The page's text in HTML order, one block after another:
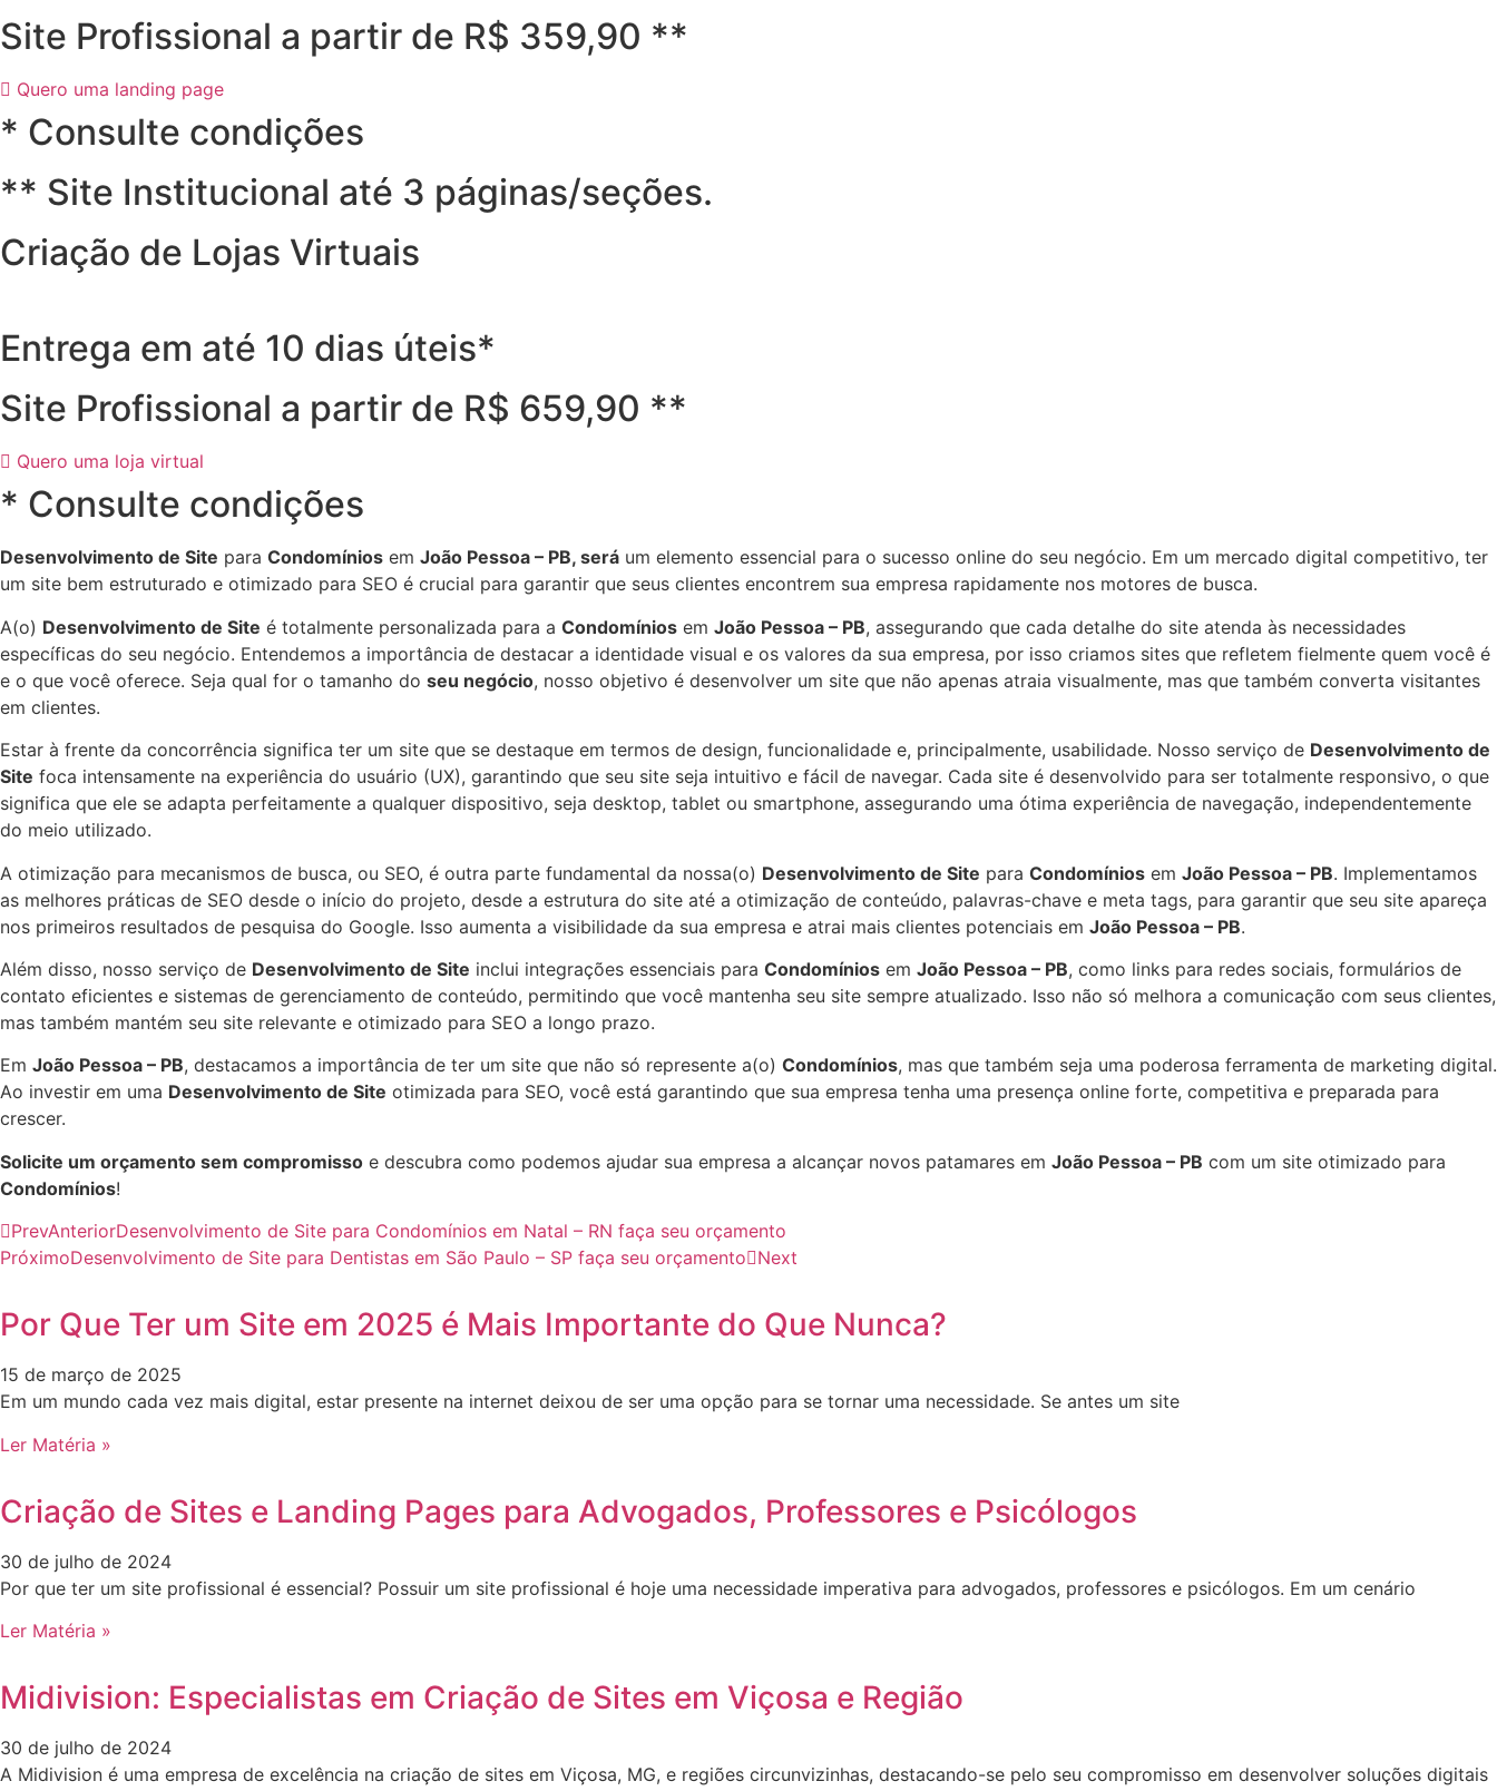
Site Profissional a partir de R$ 359,90 **
Quero uma landing page
* Consulte condições
** Site Institucional até 3 páginas/seções.
Criação de Lojas Virtuais
Entrega em até 10 dias úteis*
Site Profissional a partir de R$ 659,90 **
Quero uma loja virtual
* Consulte condições
Desenvolvimento de Site para Condomínios em João Pessoa – PB, será um elemento essencial para o sucesso online do seu negócio. Em um mercado digital competitivo, ter
um site bem estruturado e otimizado para SEO é crucial para garantir que seus clientes encontrem sua empresa rapidamente nos motores de busca.
A(o) Desenvolvimento de Site é totalmente personalizada para a Condomínios em João Pessoa – PB, assegurando que cada detalhe do site atenda às necessidades
específicas do seu negócio. Entendemos a importância de destacar a identidade visual e os valores da sua empresa, por isso criamos sites que refletem fielmente quem você é
e o que você oferece. Seja qual for o tamanho do seu negócio, nosso objetivo é desenvolver um site que não apenas atraia visualmente, mas que também converta visitantes
em clientes.
Estar à frente da concorrência significa ter um site que se destaque em termos de design, funcionalidade e, principalmente, usabilidade. Nosso serviço de Desenvolvimento de
Site foca intensamente na experiência do usuário (UX), garantindo que seu site seja intuitivo e fácil de navegar. Cada site é desenvolvido para ser totalmente responsivo, o que
significa que ele se adapta perfeitamente a qualquer dispositivo, seja desktop, tablet ou smartphone, assegurando uma ótima experiência de navegação, independentemente
do meio utilizado.
A otimização para mecanismos de busca, ou SEO, é outra parte fundamental da nossa(o) Desenvolvimento de Site para Condomínios em João Pessoa – PB. Implementamos
as melhores práticas de SEO desde o início do projeto, desde a estrutura do site até a otimização de conteúdo, palavras-chave e meta tags, para garantir que seu site apareça
nos primeiros resultados de pesquisa do Google. Isso aumenta a visibilidade da sua empresa e atrai mais clientes potenciais em João Pessoa – PB.
Além disso, nosso serviço de Desenvolvimento de Site inclui integrações essenciais para Condomínios em João Pessoa – PB, como links para redes sociais, formulários de
contato eficientes e sistemas de gerenciamento de conteúdo, permitindo que você mantenha seu site sempre atualizado. Isso não só melhora a comunicação com seus clientes,
mas também mantém seu site relevante e otimizado para SEO a longo prazo.
Em João Pessoa – PB, destacamos a importância de ter um site que não só represente a(o) Condomínios, mas que também seja uma poderosa ferramenta de marketing digital.
Ao investir em uma Desenvolvimento de Site otimizada para SEO, você está garantindo que sua empresa tenha uma presença online forte, competitiva e preparada para
crescer.
Solicite um orçamento sem compromisso e descubra como podemos ajudar sua empresa a alcançar novos patamares em João Pessoa – PB com um site otimizado para
Condomínios!
PrevAnteriorDesenvolvimento de Site para Condomínios em Natal – RN faça seu orçamento
PróximoDesenvolvimento de Site para Dentistas em São Paulo – SP faça seu orçamento Next
Por Que Ter um Site em 2025 é Mais Importante do Que Nunca?
15 de março de 2025
Em um mundo cada vez mais digital, estar presente na internet deixou de ser uma opção para se tornar uma necessidade. Se antes um site
Ler Matéria »
Criação de Sites e Landing Pages para Advogados, Professores e Psicólogos
30 de julho de 2024
Por que ter um site profissional é essencial? Possuir um site profissional é hoje uma necessidade imperativa para advogados, professores e psicólogos. Em um cenário
Ler Matéria »
Midivision: Especialistas em Criação de Sites em Viçosa e Região
30 de julho de 2024
A Midivision é uma empresa de excelência na criação de sites em Viçosa, MG, e regiões circunvizinhas, destacando-se pelo seu compromisso em desenvolver soluções digitais